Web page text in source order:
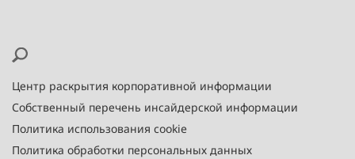
Центр раскрытия корпоративной информации
Собственный перечень инсайдерской информации
Политика использования cookie
Политика обработки персональных данных